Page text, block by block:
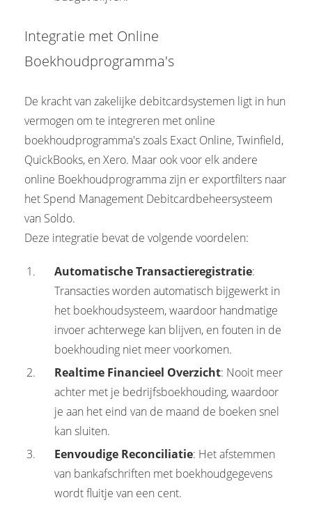
Integratie met Online
Boekhoudprogramma's
De kracht van zakelijke debitcardsystemen ligt in hun
vermogen om te integreren met online
boekhoudprogramma's zoals Exact Online, Twinfield,
QuickBooks, en Xero. Maar ook voor elk andere
online Boekhoudprogramma zijn er exportfilters naar
het Spend Management Debitcardbeheersysteem
van Soldo.
Deze integratie bevat de volgende voordelen:
Automatische Transactieregistratie:
Transacties worden automatisch bijgewerkt in
het boekhoudsysteem, waardoor handmatige
invoer achterwege kan blijven, en fouten in de
boekhouding niet meer voorkomen.
Realtime Financieel Overzicht: Nooit meer
achter met je bedrijfsboekhouding, waardoor
je aan het eind van de maand de boeken snel
kan sluiten.
Eenvoudige Reconciliatie: Het afstemmen
van bankafschriften met boekhoudgegevens
wordt fluitje van een cent.